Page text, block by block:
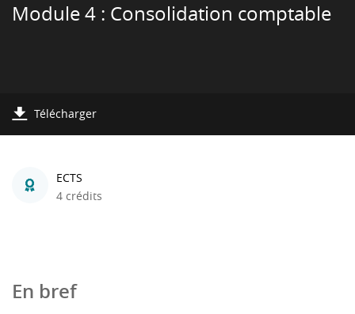
Module 4 : Consolidation comptable
Télécharger
ECTS
4 crédits
En bref